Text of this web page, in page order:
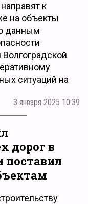
к
на объекты
данным
ситуаций на
3 января 2025 10:39
дорог в
поставил